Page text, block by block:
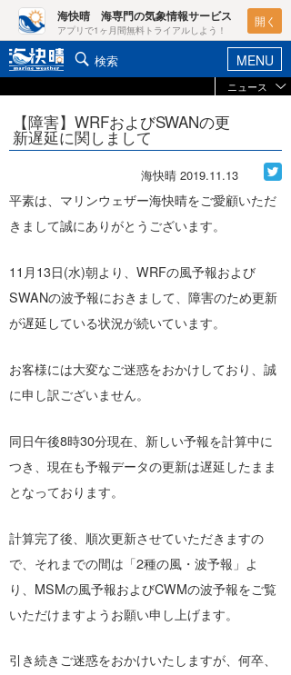
海快晴 海専門の気象情報サービス
アプリで1ヶ月間無料トライアルしよう！
開く
検索 MENU
ヘルプ&サポート マイホーム
ログイン
ポイント検索
週間予報/天気図/他
ニュース
【障害】WRFおよびSWANの更
新遅延に関しまして
海快晴 2019.11.13
平素は、マリンウェザー海快晴をご愛顧いただ
きまして誠にありがとうございます。
11月13日(水)朝より、WRFの風予報および
SWANの波予報におきまして、障害のため更新
が遅延している状況が続いています。
お客様には大変なご迷惑をおかけしており、誠
に申し訳ございません。
同日午後8時30分現在、新しい予報を計算中に
つき、現在も予報データの更新は遅延したまま
となっております。
計算完了後、順次更新させていただきますの
で、それまでの間は「2種の風・波予報」よ
り、MSMの風予報およびCWMの波予報をご覧
いただけますようお願い申し上げます。
引き続きご迷惑をおかけいたしますが、何卒、
ニュース
お知らせ
レポート
コラム
ライター/寄稿メディア
海快晴
海快晴スタッフ
☆加藤
banpaku
唐澤予報士
ライター
岡崎友子
一色ボート